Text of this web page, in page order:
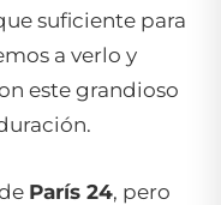
suficiente para
a verlo y
este grandioso
París 24, pero